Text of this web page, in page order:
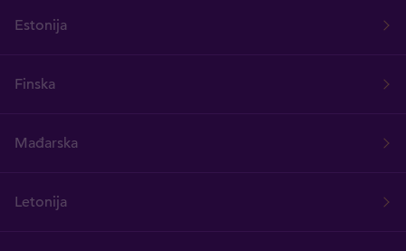
Estonija
Finska
Mađarska
Letonija